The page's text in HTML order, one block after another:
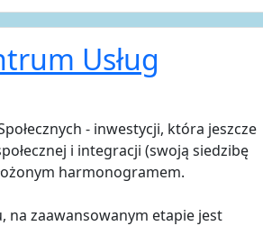
Usług
- inwestycji, która jeszcze
i integracji (swoją siedzibę
harmonogramem.
na zaawansowanym etapie jest